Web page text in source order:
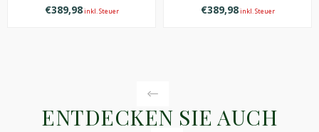
€389,98inkl. Steuer €389,98inkl. Steuer
ENTDECKEN SIE AUCH